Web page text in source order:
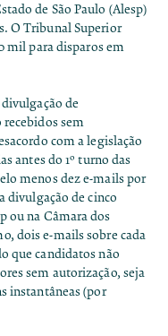
de São Paulo (Alesp)
O Tribunal Superior
mil para disparos em
de
recebidos sem
com a legislação
antes do 1º turno das
menos dez e-mails por
divulgação de cinco
ou na Câmara dos
dois e-mails sobre cada
que candidatos não
sem autorização, seja
instantâneas (por